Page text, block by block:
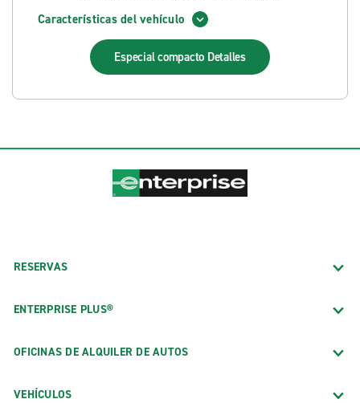
Características del vehículo
Especial compacto Detalles
RESERVAS
ENTERPRISE PLUS®
OFICINAS DE ALQUILER DE AUTOS
VEHÍCULOS